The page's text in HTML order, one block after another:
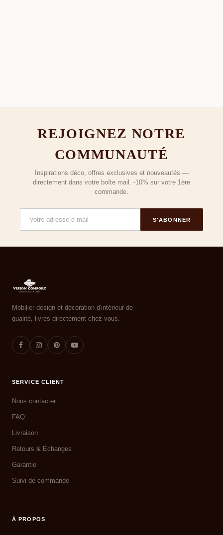
REJOIGNEZ NOTRE
COMMUNAUTÉ
Inspirations déco, offres exclusives et nouveautés —
directement dans votre boîte mail. -10% sur votre 1ère
commande.
S'ABONNER
Mobilier design et décoration d'intérieur de
qualité, livrés directement chez vous.
SERVICE CLIENT
Nous contacter
FAQ
Livraison
Retours & Échanges
Garantie
Suivi de commande
À PROPOS